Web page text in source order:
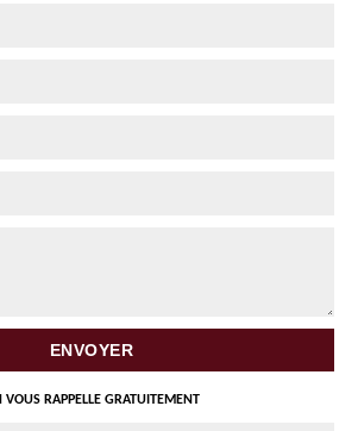
VOUS RAPPELLE GRATUITEMENT